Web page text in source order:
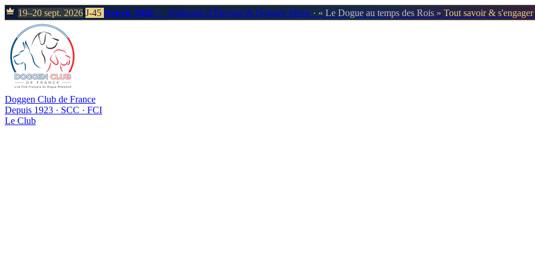
19–20 sept. 2026 J-45 Neuvic 2026 — Nationale d'Élevage & Doggen Show · « Le Dogue au temps des Rois » Tout savoir &
Doggen Club de France
Depuis 1923 · SCC · FCI
Le Club